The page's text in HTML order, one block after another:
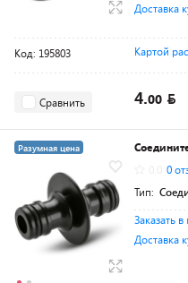
Доставка
Код: 195803 Картой
Сравнить 4.00
Разумная цена
0
Тип:
Заказать в
Доставка